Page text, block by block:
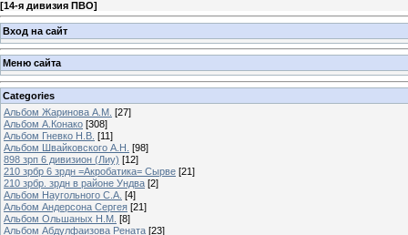
[14-я дивизия ПВО]
Вход на сайт
Меню сайта
Categories
Альбом Жаринова А.М. [27]
Альбом А.Конако [308]
Альбом Гневко Н.В. [11]
Альбом Швайковского А.Н. [98]
898 зрп 6 дивизион (Лиу) [12]
210 зрбр 6 зрдн =Акробатика= Сырве [21]
210 зрбр. зрдн в районе Ундва [2]
Альбом Наугольного С.А. [4]
Альбом Андерсона Сергея [21]
Альбом Ольшаных Н.М. [8]
Альбом Абдулфаизова Рената [23]